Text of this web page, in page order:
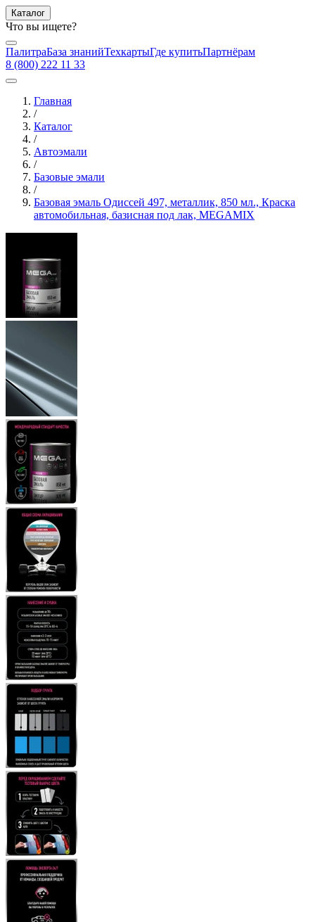
Каталог
Что вы ищете?
ПалитраБаза знанийТехкартыГде купитьПартнёрам
8 (800) 222 11 33
Главная
/
Каталог
/
Автоэмали
/
Базовые эмали
/
Базовая эмаль Одиссей 497, металлик, 850 мл., Краска
автомобильная, базисная под лак, MEGAMIX